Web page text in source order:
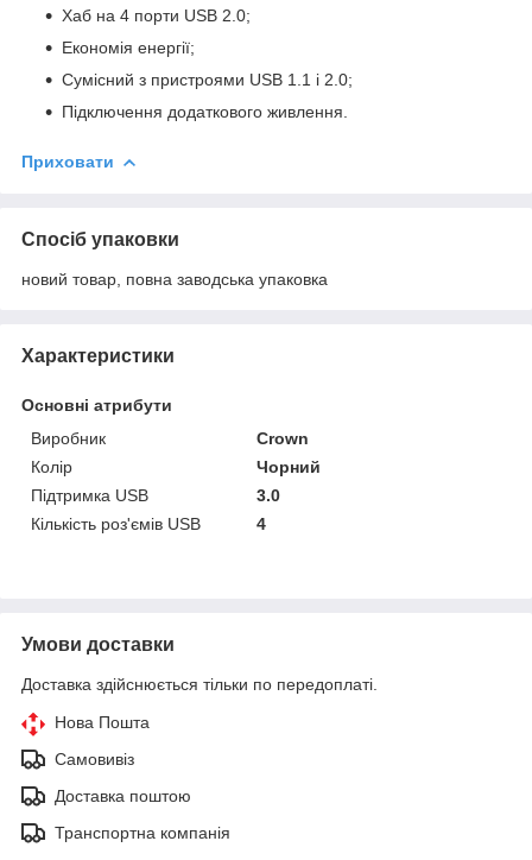
Хаб на 4 порти USB 2.0;
Економія енергії;
Сумісний з пристроями USB 1.1 і 2.0;
Підключення додаткового живлення.
Приховати
Спосіб упаковки
новий товар, повна заводська упаковка
Характеристики
Основні атрибути
Виробник
Crown
Колір
Чорний
Підтримка USB
3.0
Кількість роз'ємів USB
4
Умови доставки
Доставка здійснюється тільки по передоплаті.
Нова Пошта
Самовивіз
Доставка поштою
Транспортна компанія